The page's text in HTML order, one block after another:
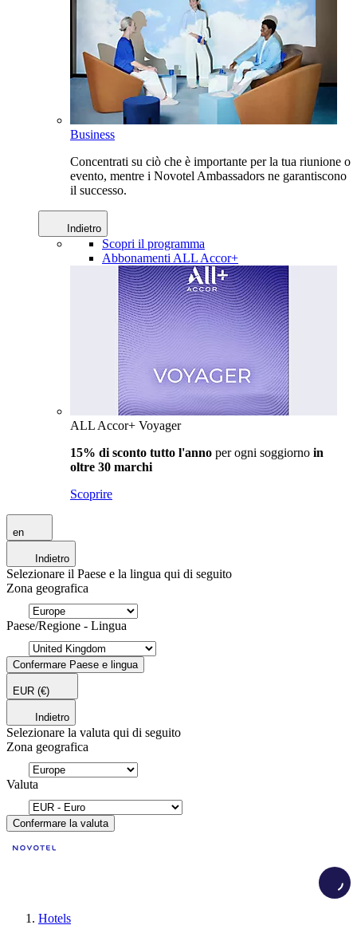
Business
Concentrati su ciò che è importante per la tua riunione o
evento, mentre i Novotel Ambassadors ne garantiscono
il successo.
Indietro
Scopri il programma
Abbonamenti ALL Accor+
ALL Accor+ Voyager
15% di sconto tutto l'anno per ogni soggiorno in
oltre 30 marchi
Scoprire
en
Indietro
Selezionare il Paese e la lingua qui di seguito
Zona geografica
Paese/Regione - Lingua
Confermare Paese e lingua
EUR (€)
Indietro
Selezionare la valuta qui di seguito
Zona geografica
Valuta
Confermare la valuta
Hotels